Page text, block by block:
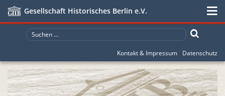
Gesellschaft Historisches Berlin e.V.
Kontakt & Impressum Datenschutz